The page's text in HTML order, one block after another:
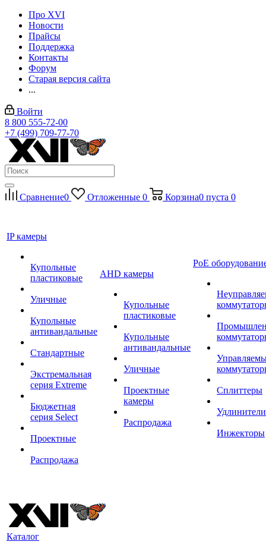
Про XVI
Новости
Прайсы
Поддержка
Контакты
Форум
Старая версия сайта
...
Войти
8 800 555-72-00
+7 (499) 709-77-70
Сравнение0 Отложенные 0 Корзина0 пуста 0
IP камеры
Купольные
пластиковые
Уличные
Купольные
антивандальные
Стандартные
Экстремальная
серия Extreme
Бюджетная
серия Select
Проектные
Распродажа
AHD камеры
Купольные
пластиковые
Купольные
антивандальные
Уличные
Проектные
камеры
Распродажа
PoE
Сплиттеры
Удлинители
Инжекторы
Каталог